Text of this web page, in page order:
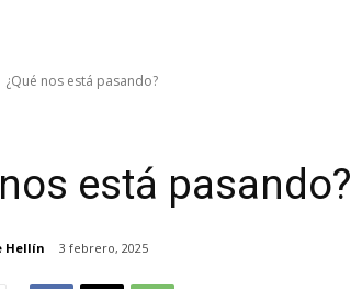
¿Qué nos está pasando?
está pasando?
Hellín 3 febrero, 2025